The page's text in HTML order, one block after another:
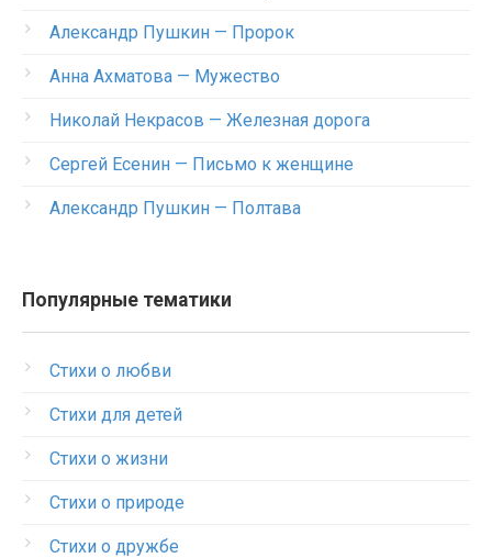
Александр Пушкин — Пророк
Анна Ахматова — Мужество
Николай Некрасов — Железная дорога
Сергей Есенин — Письмо к женщине
Александр Пушкин — Полтава
Популярные тематики
Стихи о любви
Стихи для детей
Стихи о жизни
Стихи о природе
Стихи о дружбе